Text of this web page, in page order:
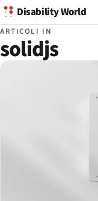
Disability World
ARTICOLI IN
solidjs